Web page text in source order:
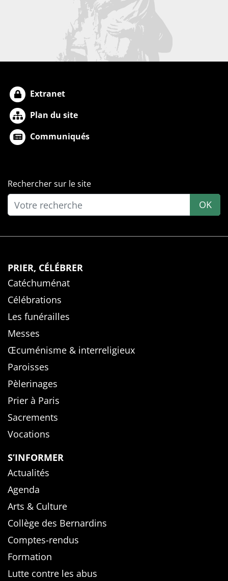
Extranet
Plan du site
Communiqués
Rechercher sur le site
OK
PRIER, CÉLÉBRER
Catéchuménat
Célébrations
Les funérailles
Messes
Œcuménisme & interreligieux
Paroisses
Pèlerinages
Prier à Paris
Sacrements
Vocations
S’INFORMER
Actualités
Agenda
Arts & Culture
Collège des Bernardins
Comptes-rendus
Formation
Lutte contre les abus